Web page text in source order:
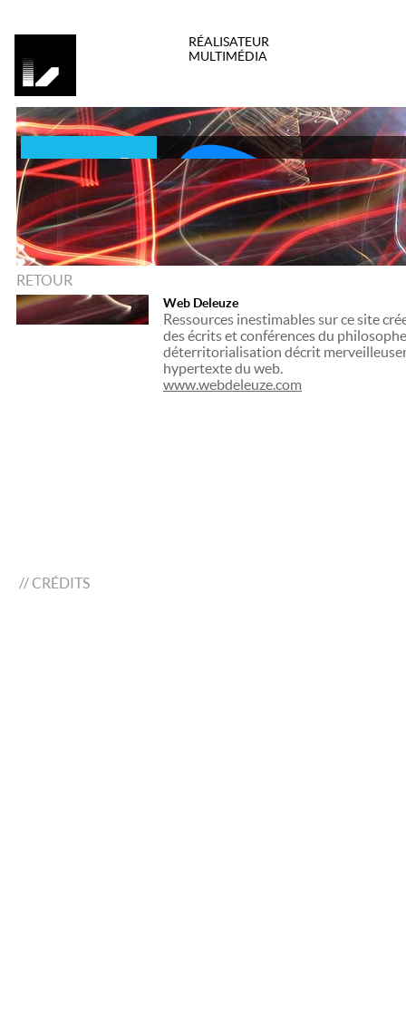
RÉALISATEUR
MULTIMÉDIA
RETOUR
Web Deleuze
Ressources inestimables sur ce site
des écrits et conférences du
déterritorialisation décrit
hypertexte du web.
www.webdeleuze.com
//CRÉDITS